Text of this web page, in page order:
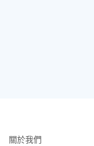
關於我們